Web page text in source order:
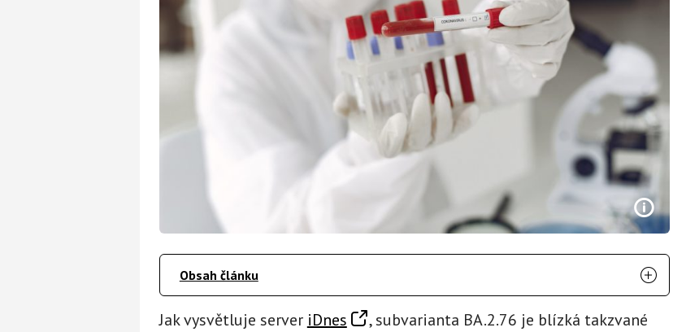
Obsah článku
Jak vysvětluje server iDnes
, subvarianta BA.2.76 je blízká takzvané